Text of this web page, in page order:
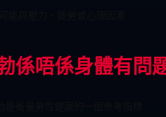
係唔係身體有問